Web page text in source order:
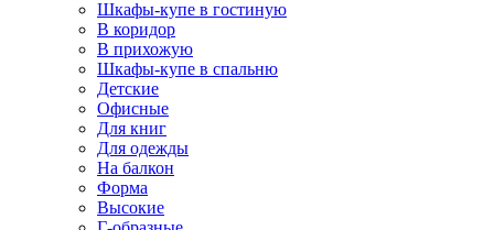
Шкафы-купе в гостиную
В коридор
В прихожую
Шкафы-купе в спальню
Детские
Офисные
Для книг
Для одежды
На балкон
Форма
Высокие